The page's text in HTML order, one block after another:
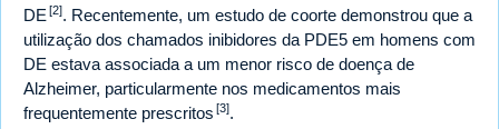
DE [2]. Recentemente, um estudo de coorte demonstrou que a
utilização dos chamados inibidores da PDE5 em homens com
DE estava associada a um menor risco de doença de
Alzheimer, particularmente nos medicamentos mais
frequentemente prescritos [3].